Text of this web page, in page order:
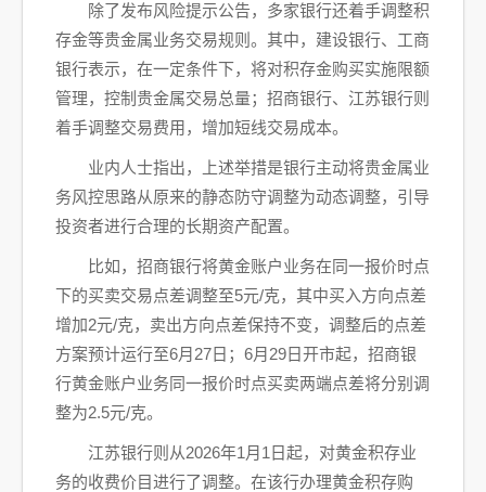
除了发布风险提示公告，多家银行还着手调整积
存金等贵金属业务交易规则。其中，建设银行、工商
银行表示，在一定条件下，将对积存金购买实施限额
管理，控制贵金属交易总量；招商银行、江苏银行则
着手调整交易费用，增加短线交易成本。
业内人士指出，上述举措是银行主动将贵金属业
务风控思路从原来的静态防守调整为动态调整，引导
投资者进行合理的长期资产配置。
比如，招商银行将黄金账户业务在同一报价时点
下的买卖交易点差调整至5元/克，其中买入方向点差
增加2元/克，卖出方向点差保持不变，调整后的点差
方案预计运行至6月27日；6月29日开市起，招商银
行黄金账户业务同一报价时点买卖两端点差将分别调
整为2.5元/克。
江苏银行则从2026年1月1日起，对黄金积存业
务的收费价目进行了调整。在该行办理黄金积存购